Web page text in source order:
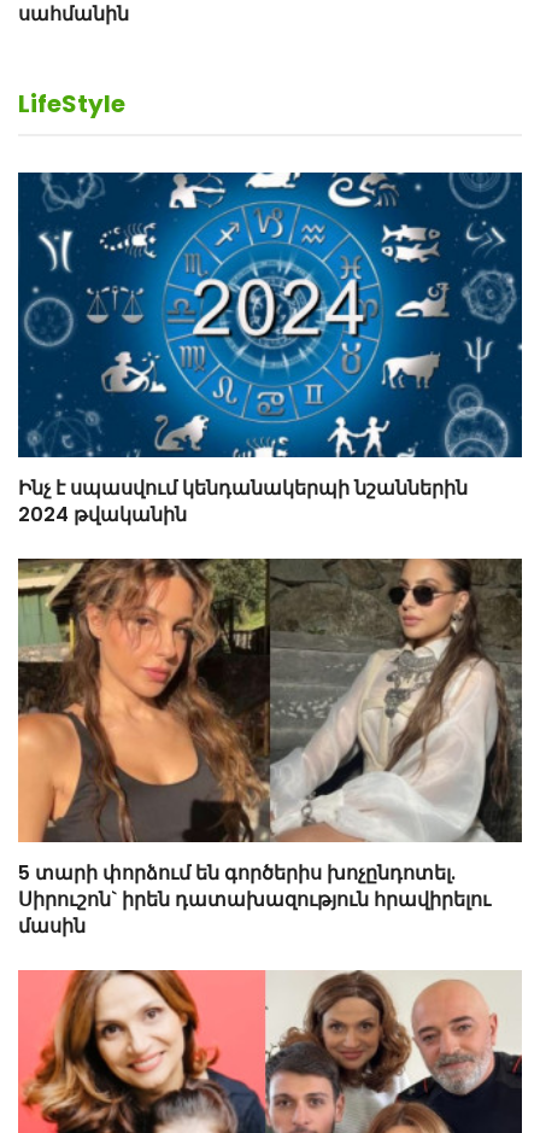
LifeStyle
Ինչ է սպասվում կենդանակերպի նշաններին
2024 թվականին
5 տարի փորձում են գործերիս խոչընդոտել.
Սիրուշոն` իրեն դատախազություն հրավիրելու
մասին